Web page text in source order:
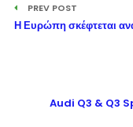
PREV POST
Η Ευρώπη σκέφτεται
Audi Q3 & Q3